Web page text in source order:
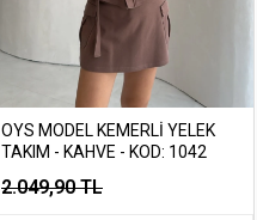
OYS MODEL KEMERLI YELEK
TAKIM - KAHVE - KOD: 1042
2.049,90 TL